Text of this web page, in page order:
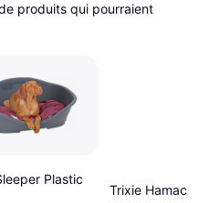
produits qui pourraient
Plastic
Trixie Hamac